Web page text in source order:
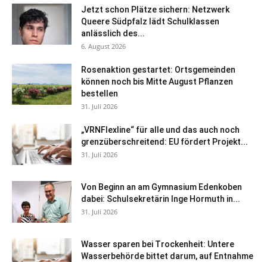
Jetzt schon Plätze sichern: Netzwerk
Queere Südpfalz lädt Schulklassen
anlässlich des...
6. August 2026
Rosenaktion gestartet: Ortsgemeinden
können noch bis Mitte August Pflanzen
bestellen
31. Juli 2026
„VRNFlexline“ für alle und das auch noch
grenzüberschreitend: EU fördert Projekt...
31. Juli 2026
Von Beginn an am Gymnasium Edenkoben
dabei: Schulsekretärin Inge Hormuth in...
31. Juli 2026
Wasser sparen bei Trockenheit: Untere
Wasserbehörde bittet darum, auf Entnahme